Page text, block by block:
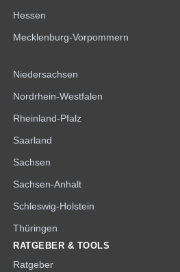
Hessen
Mecklenburg-Vorpommern
Niedersachsen
Nordrhein-Westfalen
Rheinland-Pfalz
Saarland
Sachsen
Sachsen-Anhalt
Schleswig-Holstein
Thüringen
RATGEBER & TOOLS
Ratgeber